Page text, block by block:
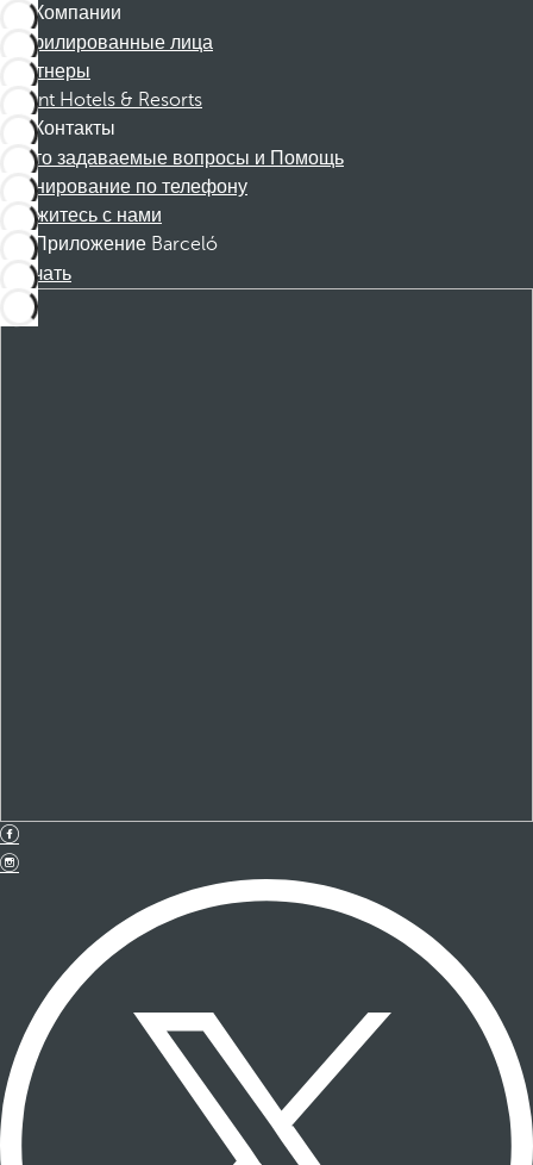
Компании
Аффилированные лица
Партнеры
Dorint Hotels & Resorts
Контакты
Часто задаваемые вопросы и Помощь
Бронирование по телефону
Свяжитесь с нами
Приложение Barceló
Скачать